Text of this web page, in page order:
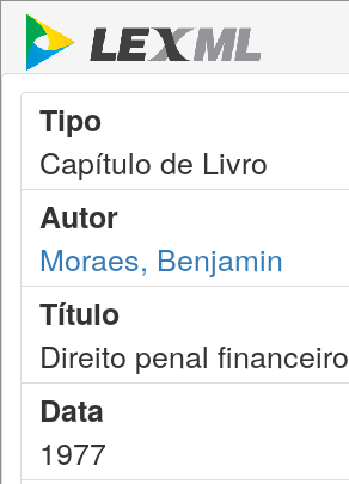
Tipo
Capítulo de Livro
Autor
Moraes, Benjamin
Título
Direito penal financeiro
Data
1977